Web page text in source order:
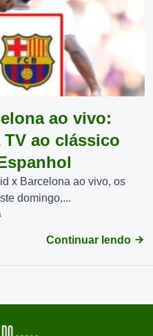
ao vivo:
ao clássico
x Barcelona ao vivo, os
domingo,...
Continuar lendo